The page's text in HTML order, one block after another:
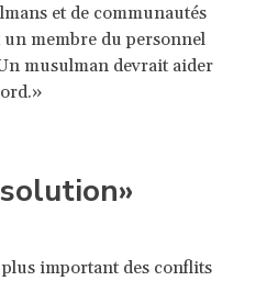
et de communautés
membre du personnel
musulman devrait aider
important des conflits